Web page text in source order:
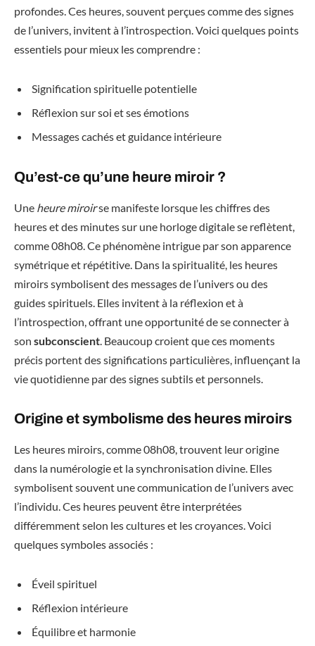
profondes. Ces heures, souvent perçues comme des signes
de l’univers, invitent à l’introspection. Voici quelques points
essentiels pour mieux les comprendre :
Signification spirituelle potentielle
Réflexion sur soi et ses émotions
Messages cachés et guidance intérieure
Qu’est-ce qu’une heure miroir ?
Une heure miroirse manifeste lorsque les chiffres des
heures et des minutes sur une horloge digitale se reflètent,
comme 08h08. Ce phénomène intrigue par son apparence
symétrique et répétitive. Dans la spiritualité, les heures
miroirs symbolisent des messages de l’univers ou des
guides spirituels. Elles invitent à la réflexion et à
l’introspection, offrant une opportunité de se connecter à
son subconscient. Beaucoup croient que ces moments
précis portent des significations particulières, influençant la
vie quotidienne par des signes subtils et personnels.
Origine et symbolisme des heures miroirs
Les heures miroirs, comme 08h08, trouvent leur origine
dans la numérologie et la synchronisation divine. Elles
symbolisent souvent une communication de l’univers avec
l’individu. Ces heures peuvent être interprétées
différemment selon les cultures et les croyances. Voici
quelques symboles associés :
Éveil spirituel
Réflexion intérieure
Équilibre et harmonie